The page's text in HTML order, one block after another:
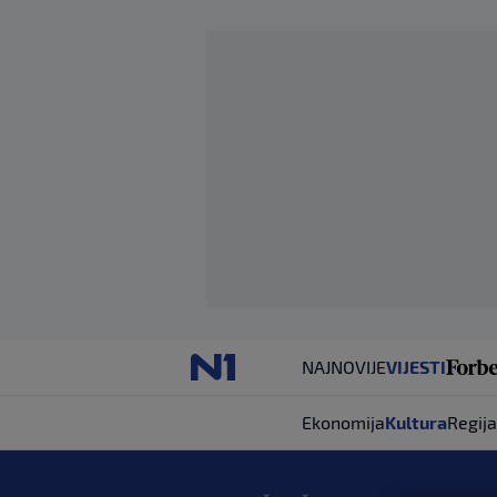
NAJNOVIJEVIJESTI
EkonomijaKulturaRegija